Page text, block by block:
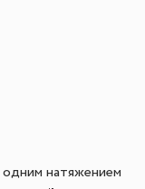
натяжением